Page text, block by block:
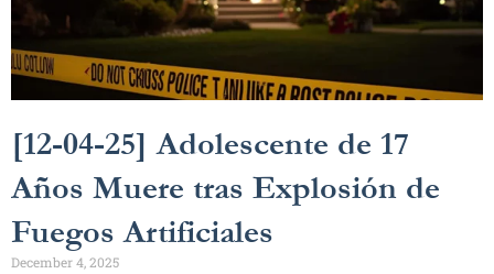
[12-04-25] Adolescente de 17
Años Muere tras Explosión de
Fuegos Artificiales
December 4, 2025